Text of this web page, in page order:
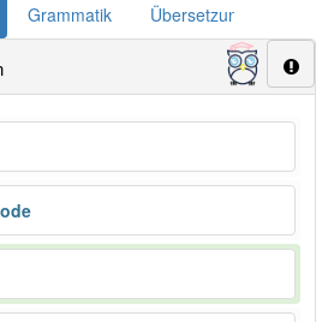
Grammatik Übersetzung